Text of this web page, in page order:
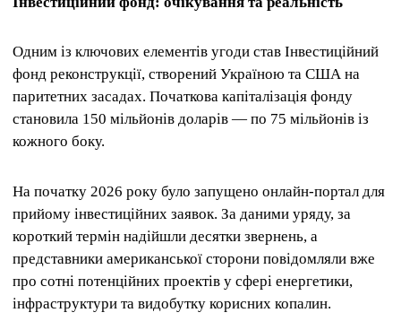
Одним із ключових елементів угоди став Інвестиційний
фонд реконструкції, створений Україною та США на
паритетних засадах. Початкова капіталізація фонду
становила 150 мільйонів доларів — по 75 мільйонів із
кожного боку.
На початку 2026 року було запущено онлайн-портал для
прийому інвестиційних заявок. За даними уряду, за
короткий термін надійшли десятки звернень, а
представники американської сторони повідомляли вже
про сотні потенційних проектів у сфері енергетики,
інфраструктури та видобутку корисних копалин.